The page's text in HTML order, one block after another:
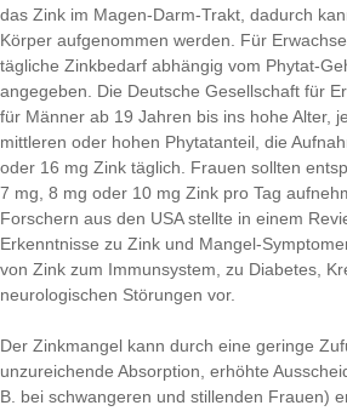
das Zink im Magen-Darm-Trakt, dadurch
Körper aufgenommen werden. Für
tägliche Zinkbedarf abhängig vom Phytat-
angegeben. Die Deutsche Gesellschaft für
für Männer ab 19 Jahren bis ins hohe Alter,
mittleren oder hohen Phytatanteil, die
oder 16 mg Zink täglich. Frauen sollten
7 mg, 8 mg oder 10 mg Zink pro Tag
Forschern aus den USA stellte in einem
Erkenntnisse zu Zink und Mangel-
von Zink zum Immunsystem, zu Diabetes,
neurologischen Störungen vor.
Der Zinkmangel kann durch eine geringe
unzureichende Absorption, erhöhte
B. bei schwangeren und stillenden Frauen)